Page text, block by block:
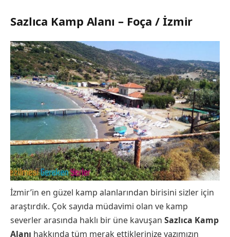
Sazlıca Kamp Alanı – Foça / İzmir
İzmir’in en güzel kamp alanlarından birisini sizler için
araştırdık. Çok sayıda müdavimi olan ve kamp
severler arasında haklı bir üne kavuşan Sazlıca Kamp
Alanı hakkında tüm merak ettiklerinize yazımızın